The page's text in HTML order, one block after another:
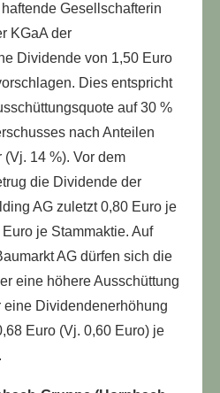
Gesellschafterin
KGaA der
Dividende von 1,50 Euro
Dies entspricht
auf 30 %
nach Anteilen
14 %). Vor dem
die Dividende der
AG zuletzt 0,80 Euro je
je Stammaktie. Auf
AG dürfen sich die
eine höhere Ausschüttung
eine Dividendenerhöhung
Euro (Vj. 0,60 Euro) je